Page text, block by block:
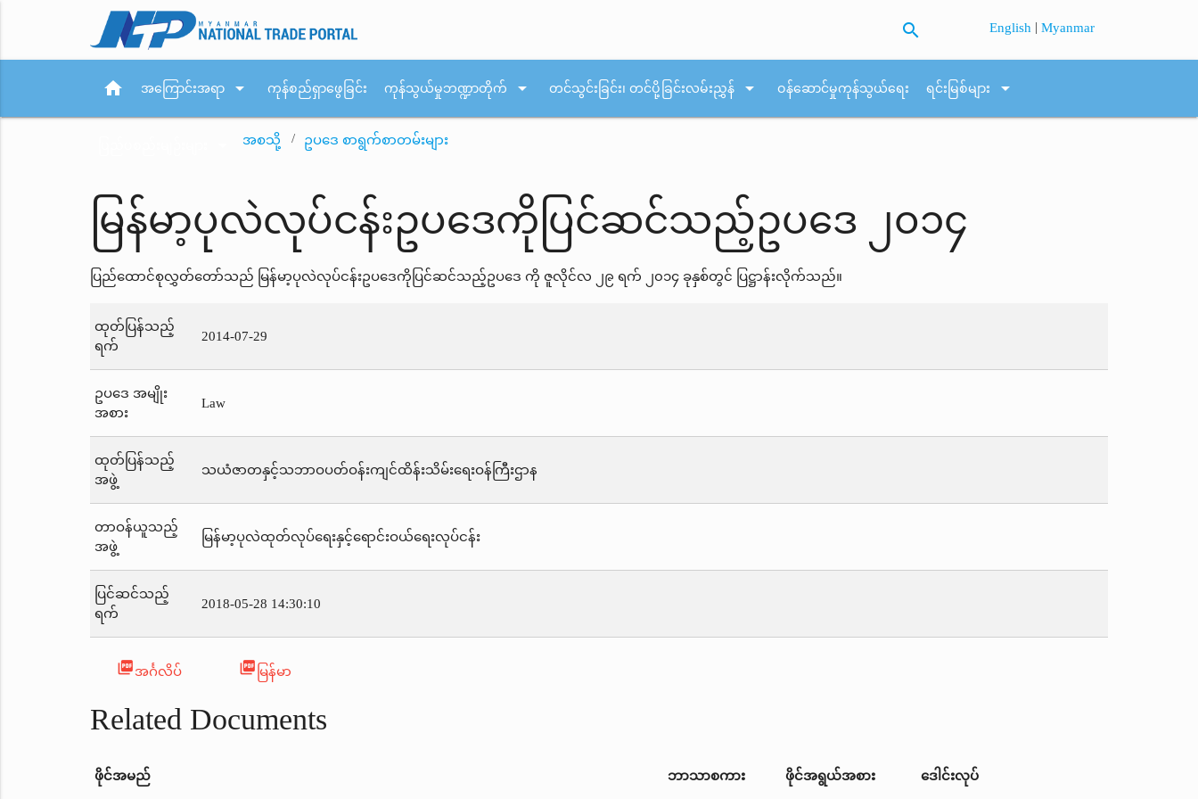
search English |Myanmar
home အကြောင်းအရာ arrow_drop_down ကုန်စည်ရှာဖွေခြင်း ကုန်သွယ်မှုဘဏ္ဍာတိုက် arrow_drop_down တင်သွင်းခြင်း၊ တင်ပို့ခြင်းလမ်းညွှန် arrow_drop_down ဝန်ဆောင်မှုကုန်သွယ်ရေး ရင်းမြစ်များ arrow_drop_down
အစသို့ ဥပဒေ စာရွက်စာတမ်းများ
မြန်မာ့ပုလဲလုပ်ငန်းဥပဒေကိုပြင်ဆင်သည့်ဥပဒေ ၂၀၁၄
ပြည်ထောင်စုလွှတ်တော်သည် မြန်မာ့ပုလဲလုပ်ငန်းဥပဒေကိုပြင်ဆင်သည့်ဥပဒေ ကို ဇူလိုင်လ ၂၉ ရက် ၂၀၁၄ ခုနှစ်တွင် ပြဋ္ဌာန်းလိုက်သည်။
ထုတ်ပြန်သည့်
ရက်
2014-07-29
ဥပဒေ အမျိုး
အစား
Law
ထုတ်ပြန်သည့်
အဖွဲ့
သယံဇာတနှင့်သဘာဝပတ်ဝန်းကျင်ထိန်းသိမ်းရေးဝန်ကြီးဌာန
တာဝန်ယူသည့်
အဖွဲ့
မြန်မာ့ပုလဲထုတ်လုပ်ရေးနှင့်ရောင်းဝယ်ရေးလုပ်ငန်း
ပြင်ဆင်သည့်
ရက်
2018-05-28 14:30:10
picture_as_pdfအင်္ဂလိပ် picture_as_pdf မြန်မာ
Related Documents
ဖိုင်အမည် ဘာသာစကား ဖိုင်အရွယ်အစား ဒေါင်းလုပ်